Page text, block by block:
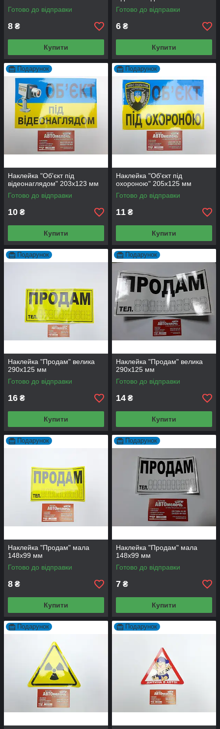
Готово до відправки
8 ₴
Купити
Готово до відправки
6 ₴
Купити
Подарунок
Наклейка "Об'єкт під
відеонаглядом" 203х123 мм
Готово до відправки
10 ₴
Купити
Подарунок
Наклейка "Об'єкт під
охороною" 205х125 мм
Готово до відправки
11 ₴
Купити
Подарунок
Наклейка "Продам" велика
290х125 мм
Готово до відправки
16 ₴
Купити
Подарунок
Наклейка "Продам" велика
290х125 мм
Готово до відправки
14 ₴
Купити
Подарунок
Наклейка "Продам" мала
148х99 мм
Готово до відправки
8 ₴
Купити
Подарунок
Наклейка "Продам" мала
148х99 мм
Готово до відправки
7 ₴
Купити
Подарунок Подарунок